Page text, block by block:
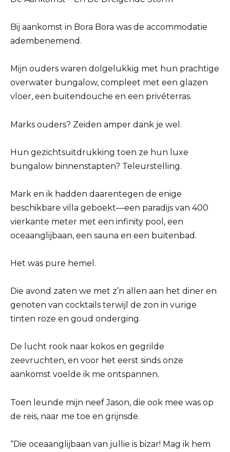
Bij aankomst in Bora Bora was de accommodatie
adembenemend.
Mijn ouders waren dolgelukkig met hun prachtige
overwater bungalow, compleet met een glazen
vloer, een buitendouche en een privéterras.
Marks ouders? Zeiden amper dank je wel.
Hun gezichtsuitdrukking toen ze hun luxe
bungalow binnenstapten? Teleurstelling.
Mark en ik hadden daarentegen de enige
beschikbare villa geboekt—een paradijs van 400
vierkante meter met een infinity pool, een
oceaanglijbaan, een sauna en een buitenbad.
Het was pure hemel.
Die avond zaten we met z’n allen aan het diner en
genoten van cocktails terwijl de zon in vurige
tinten roze en goud onderging.
De lucht rook naar kokos en gegrilde
zeevruchten, en voor het eerst sinds onze
aankomst voelde ik me ontspannen.
Toen leunde mijn neef Jason, die ook mee was op
de reis, naar me toe en grijnsde.
“Die oceaanglijbaan van jullie is bizar! Mag ik hem